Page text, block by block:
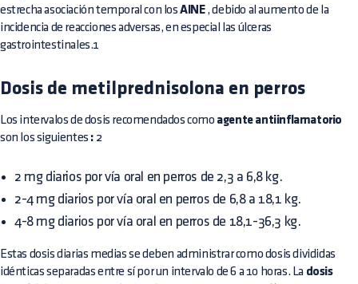
estrecha asociación temporal con losAINE, debido al aumento de la
incidencia de reacciones adversas, en especial las úlceras
gastrointestinales.1
Dosis de metilprednisolona en perros
Los intervalos de dosis recomendados como agente antiinflamatorio
son los siguientes : 2
2 mg diarios por vía oral en perros de 2,3 a 6,8 kg.
2-4 mg diarios por vía oral en perros de 6,8 a 18,1 kg.
4-8 mg diarios por vía oral en perros de 18,1-36,3 kg.
Estas dosis diarias medias se deben administrar como dosis divididas
idénticas separadas entre sí por un intervalo de 6 a 10 horas. La dosis